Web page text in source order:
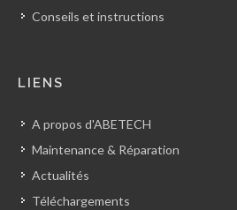
Conseils et instructions
LIENS
A propos d'ABETECH
Maintenance & Réparation
Actualités
Téléchargements